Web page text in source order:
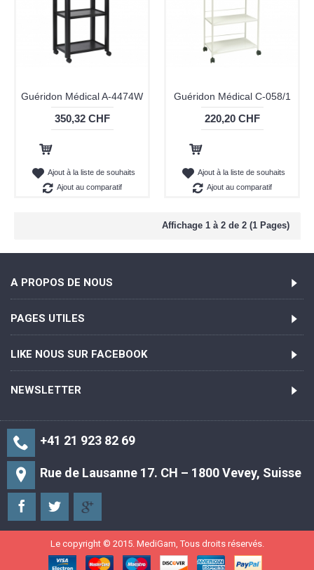
Guéridon Médical A-4474W
350,32 CHF
Ajout à la liste de souhaits
Ajout au comparatif
Guéridon Médical C-058/1
220,20 CHF
Ajout à la liste de souhaits
Ajout au comparatif
Affichage 1 à 2 de 2 (1 Pages)
A PROPOS DE NOUS
PAGES UTILES
LIKE NOUS SUR FACEBOOK
NEWSLETTER
+41 21 923 82 69
Rue de Lausanne 17. CH – 1800 Vevey, Suisse
Le copyright © 2015. MediGam, Tous droits réservés.